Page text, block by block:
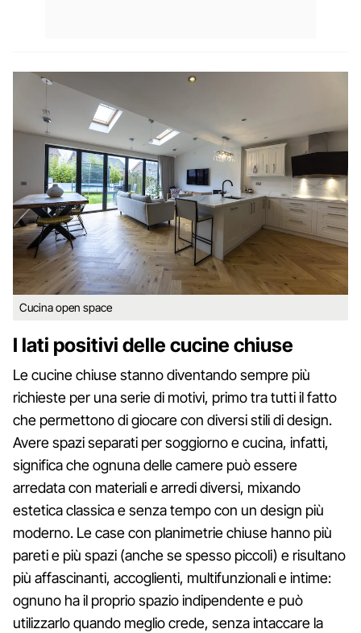
Cucina open space
I lati positivi delle cucine chiuse
Le cucine chiuse stanno diventando sempre più
richieste per una serie di motivi, primo tra tutti il fatto
che permettono di giocare con diversi stili di design.
Avere spazi separati per soggiorno e cucina, infatti,
significa che ognuna delle camere può essere
arredata con materiali e arredi diversi, mixando
estetica classica e senza tempo con un design più
moderno. Le case con planimetrie chiuse hanno più
pareti e più spazi (anche se spesso piccoli) e risultano
più affascinanti, accoglienti, multifunzionali e intime:
ognuno ha il proprio spazio indipendente e può
utilizzarlo quando meglio crede, senza intaccare la